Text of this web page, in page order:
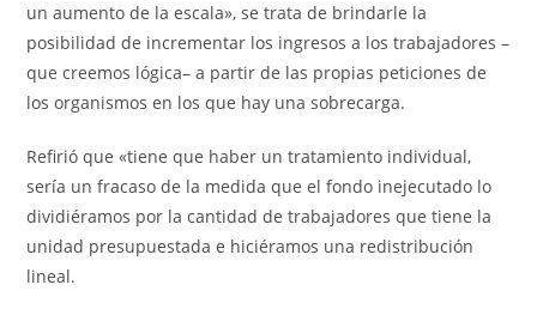
un aumento de la escala», se trata de brindarle la
posibilidad de incrementar los ingresos a los trabajadores –
que creemos lógica– a partir de las propias peticiones de
los organismos en los que hay una sobrecarga.
Refirió que «tiene que haber un tratamiento individual,
sería un fracaso de la medida que el fondo inejecutado lo
dividiéramos por la cantidad de trabajadores que tiene la
unidad presupuestada e hiciéramos una redistribución
lineal.